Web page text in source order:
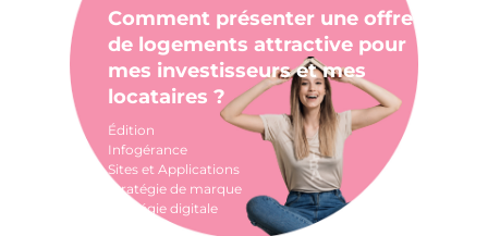
Comment présenter une offre
de logements attractive pour
mes investisseurs et mes
locataires ?
Édition
Infogérance
Sites et Applications
Stratégie de marque
Stratégie digitale